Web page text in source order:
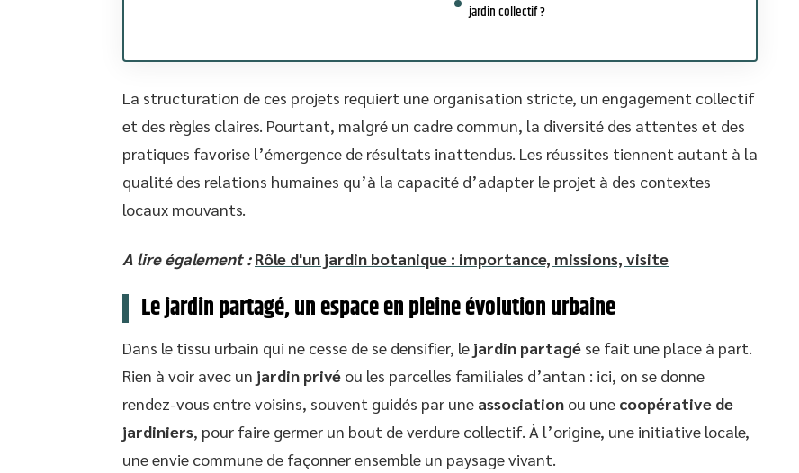
jardin collectif ?
La structuration de ces projets requiert une organisation stricte, un engagement collectif
et des règles claires. Pourtant, malgré un cadre commun, la diversité des attentes et des
pratiques favorise l’émergence de résultats inattendus. Les réussites tiennent autant à la
qualité des relations humaines qu’à la capacité d’adapter le projet à des contextes
locaux mouvants.
A lire également : Rôle d'un jardin botanique : importance, missions, visite
Le jardin partagé, un espace en pleine évolution urbaine
Dans le tissu urbain qui ne cesse de se densifier, le jardin partagé se fait une place à part.
Rien à voir avec un jardin privé ou les parcelles familiales d’antan : ici, on se donne
rendez-vous entre voisins, souvent guidés par une association ou une coopérative de
jardiniers, pour faire germer un bout de verdure collectif. À l’origine, une initiative locale,
une envie commune de façonner ensemble un paysage vivant.